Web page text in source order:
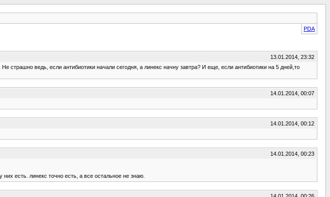
PDA
13.01.2014, 23:32
страшно ведь, если антибиотики начали сегодня, а линекс начну завтра? И еще, если антибиотики на 5 дней,то
14.01.2014, 00:07
14.01.2014, 00:12
14.01.2014, 00:23
есть. линекс точно есть, а все остальное не знаю.